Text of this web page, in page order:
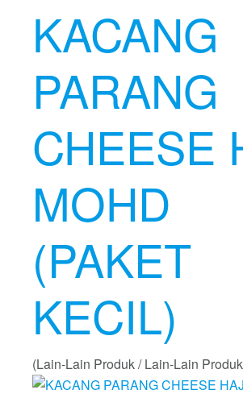
KACANG
PARANG
CHEESE
MOHD
(PAKET
KECIL)
(Lain-Lain Produk / Lain-Lain